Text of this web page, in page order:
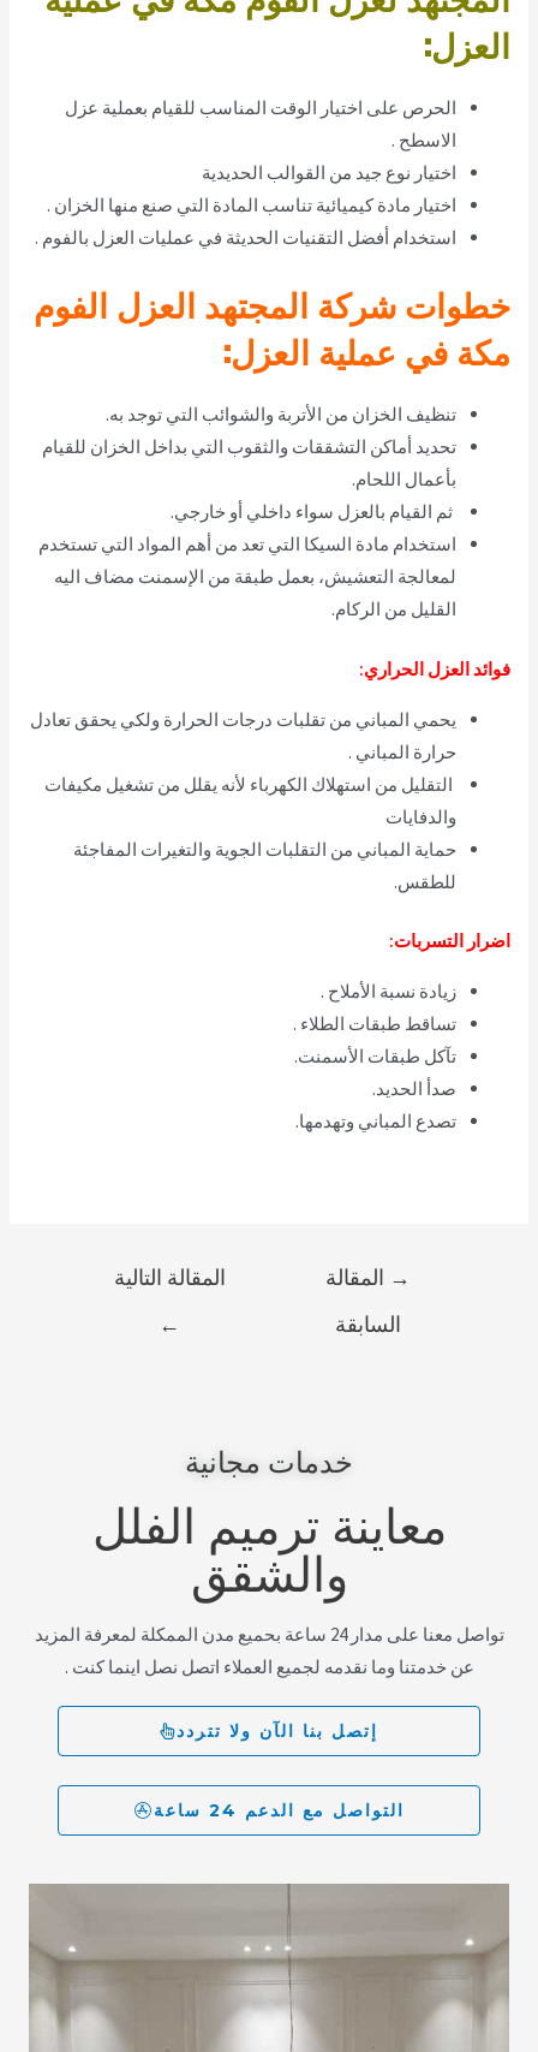
العزل:
الحرص على اختيار الوقت المناسب للقيام بعملية عزل
الاسطح .
اختيار نوع جيد من القوالب الحديدية
اختيار مادة كيميائية تناسب المادة التي صنع منها الخزان .
استخدام أفضل التقنيات الحديثة في عمليات العزل بالفوم .
خطوات شركة المجتهد العزل الفوم
مكة في عملية العزل:
تنظيف الخزان من الأتربة والشوائب التي توجد به.
تحديد أماكن التشققات والثقوب التي بداخل الخزان للقيام
بأعمال اللحام.
ثم القيام بالعزل سواء داخلي أو خارجي.
استخدام مادة السيكا التي تعد من أهم المواد التي تستخدم
لمعالجة التعشيش، بعمل طبقة من الإسمنت مضاف اليه
القليل من الركام.
فوائد العزل الحراري:
يحمي المباني من تقلبات درجات الحرارة ولكي يحقق تعادل
حرارة المباني .
التقليل من استهلاك الكهرباء لأنه يقلل من تشغيل مكيفات
والدفايات
حماية المباني من التقلبات الجوية والتغيرات المفاجئة
للطقس.
اضرار التسربات:
زيادة نسبة الأملاح .
تساقط طبقات الطلاء .
تآكل طبقات الأسمنت.
صدأ الحديد.
تصدع المباني وتهدمها.
→ المقالة
السابقة
المقالة التالية
←
خدمات مجانية
معاينة ترميم الفلل
والشقق
تواصل معنا على مدار 24 ساعة بحميع مدن الممكلة لمعرفة المزيد
عن خدمتنا وما نقدمه لجميع العملاء اتصل نصل اينما كنت .
إتصل بنا الآن ولا تتردد
التواصل مع الدعم 24 ساعة